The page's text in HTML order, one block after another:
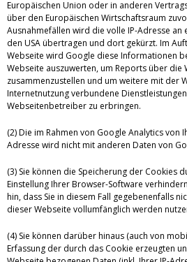
Europäischen Union oder in anderen
über den Europäischen Wirtschaftsraum
Ausnahmefällen wird die volle IP-Adresse an
den USA übertragen und dort gekürzt. Im
Webseite wird Google diese Informationen
Webseite auszuwerten, um Reports über die
zusammenzustellen und um weitere mit der
Internetnutzung verbundene
Webseitenbetreiber zu erbringen.
(2) Die im Rahmen von Google Analytics
Adresse wird nicht mit anderen Daten von
(3) Sie können die Speicherung der Cookies
Einstellung Ihrer Browser-Software
hin, dass Sie in diesem Fall gegebenenfalls
dieser Webseite vollumfänglich werden
(4) Sie können darüber hinaus (auch von
Erfassung der durch das Cookie erzeugten